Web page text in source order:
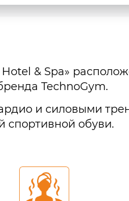
& Spa»
TechnoGym.
и силовыми
спортивной обуви.